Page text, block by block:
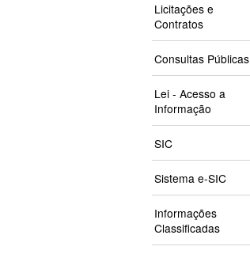
Licitações e
Contratos
Consultas Públicas
Lei - Acesso a
Informação
SIC
Sistema e-SIC
Informações
Classificadas